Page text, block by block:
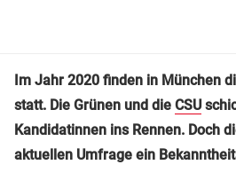
Im Jahr 2020 finden in München
statt. Die Grünen und die CSU
Kandidatinnen ins Rennen. Doch
aktuellen Umfrage ein